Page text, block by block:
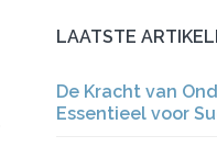
LAATSTE
De Kracht van
Essentieel voor